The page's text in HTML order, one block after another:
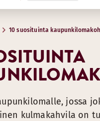
10 suosituinta
jossa
kulmakahvila on